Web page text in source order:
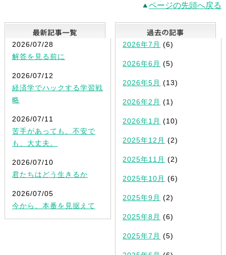
ページの先頭へ戻る
最新記事一覧
2026/07/28
解答を見る前に
2026/07/12
経済学でハックする学習戦
略
2026/07/11
苦手があっても、不安で
も、大丈夫。
2026/07/10
君たちはどう生きるか
2026/07/05
今から、本番を見据えて
2026年7月 (6)
2026年6月 (5)
2026年5月 (13)
2026年2月 (1)
2026年1月 (10)
2025年12月 (2)
2025年11月 (2)
2025年10月 (6)
2025年9月 (2)
2025年8月 (6)
2025年7月 (5)